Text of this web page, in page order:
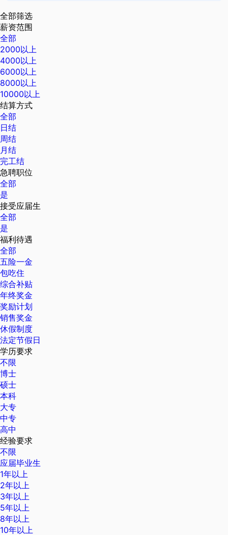
全部筛选
薪资范围
全部
2000以上
4000以上
6000以上
8000以上
10000以上
结算方式
全部
日结
周结
月结
完工结
急聘职位
全部
是
接受应届生
全部
是
福利待遇
全部
五险一金
包吃住
综合补贴
年终奖金
奖励计划
销售奖金
休假制度
法定节假日
学历要求
不限
博士
硕士
本科
大专
中专
高中
经验要求
不限
应届毕业生
1年以上
2年以上
3年以上
5年以上
8年以上
10年以上